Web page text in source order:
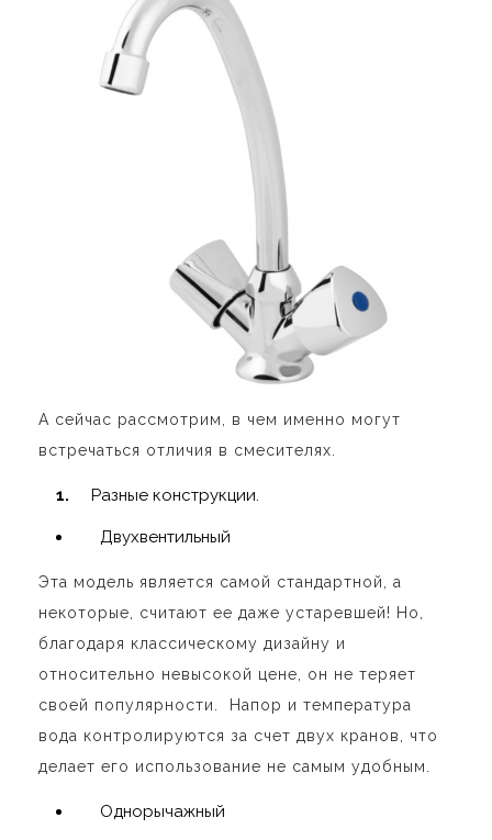
А сейчас рассмотрим, в чем именно могут
встречаться отличия в смесителях.
Разные конструкции.
Двухвентильный
Эта модель является самой стандартной, а
некоторые, считают ее даже устаревшей! Но,
благодаря классическому дизайну и
относительно невысокой цене, он не теряет
своей популярности. Напор и температура
вода контролируются за счет двух кранов, что
делает его использование не самым удобным.
Однорычажный